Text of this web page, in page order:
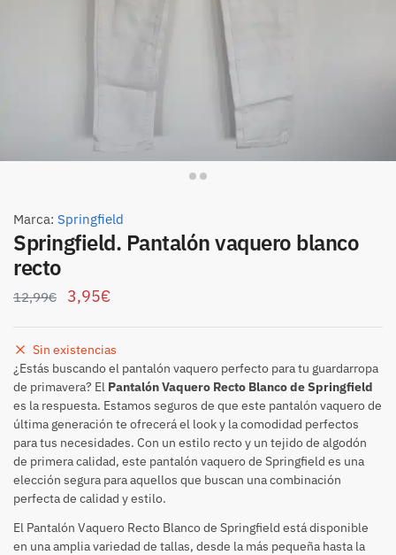
Marca: Springfield
Springfield. Pantalón vaquero blanco
recto
12,99€ 3,95€
Sin existencias
¿Estás buscando el pantalón vaquero perfecto para tu guardarropa
de primavera? El Pantalón Vaquero Recto Blanco de Springfield
es la respuesta. Estamos seguros de que este pantalón vaquero de
última generación te ofrecerá el look y la comodidad perfectos
para tus necesidades. Con un estilo recto y un tejido de algodón
de primera calidad, este pantalón vaquero de Springfield es una
elección segura para aquellos que buscan una combinación
perfecta de calidad y estilo.
El Pantalón Vaquero Recto Blanco de Springfield está disponible
en una amplia variedad de tallas, desde la más pequeña hasta la